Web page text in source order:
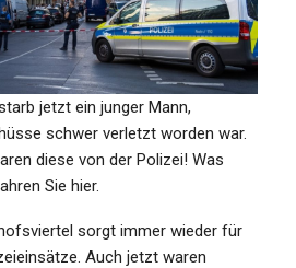
jetzt ein junger Mann,
schwer verletzt worden war.
diese von der Polizei! Was
Sie hier.
sorgt immer wieder für
Auch jetzt waren